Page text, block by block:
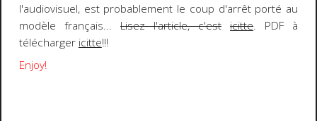
l'audiovisuel, est probablement le coup d'arrêt porté au
modèle français... Lisez l'article, c'est icitte. PDF à
télécharger icitte!!!
Enjoy!